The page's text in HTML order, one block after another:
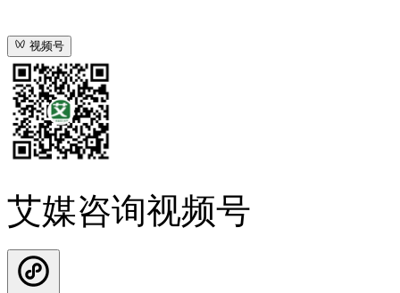
视频号
艾媒咨询视频号